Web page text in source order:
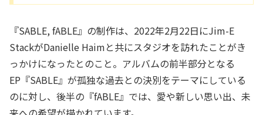
『SABLE, fABLE』の制作は、2022年2月22日にJim-E
StackがDanielle Haimと共にスタジオを訪れたことがき
っかけになったとのこと。アルバムの前半部分となる
EP『SABLE』が孤独な過去との決別をテーマにしている
のに対し、後半の『fABLE』では、愛や新しい思い出、未